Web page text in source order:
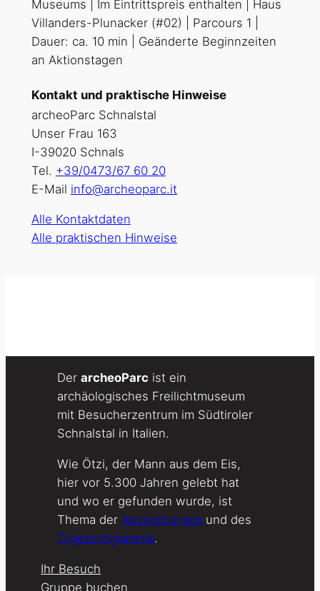
Museums | Im Eintrittspreis enthalten | Haus
Villanders-Plunacker (#02) | Parcours 1 |
Dauer: ca. 10 min | Geänderte Beginnzeiten
an Aktionstagen
Kontakt und praktische Hinweise
archeoParc Schnalstal
Unser Frau 163
I-39020 Schnals
Tel. +39/0473/67 60 20
E-Mail info@archeoparc.it
Alle Kontaktdaten
Alle praktischen Hinweise
Der archeoParc ist ein
archäologisches Freilichtmuseum
mit Besucherzentrum im Südtiroler
Schnalstal in Italien.
Wie Ötzi, der Mann aus dem Eis,
hier vor 5.300 Jahren gelebt hat
und wo er gefunden wurde, ist
Thema der Ausstellungen und des
Tagesprogramms.
Ihr Besuch
Gruppe buchen